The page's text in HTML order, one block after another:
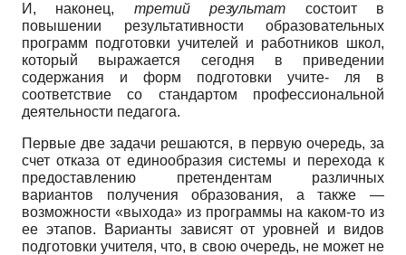
И, наконец, третий результат состоит в
повышении результативности образовательных
программ подготовки учителей и работников школ,
который выражается сегодня в приведении
содержания и форм подготовки учите- ля в
соответствие со стандартом профессиональной
деятельности педагога.
Первые две задачи решаются, в первую очередь, за
счет отказа от единообразия системы и перехода к
предоставлению претендентам различных
вариантов получения образования, а также —
возможности «выхода» из программы на каком-то из
ее этапов. Варианты зависят от уровней и видов
подготовки учителя, что, в свою очередь, не может не